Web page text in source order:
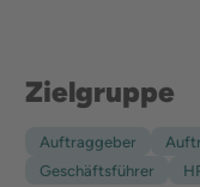
Zielgruppe
Auftraggeber
Geschäftsführer